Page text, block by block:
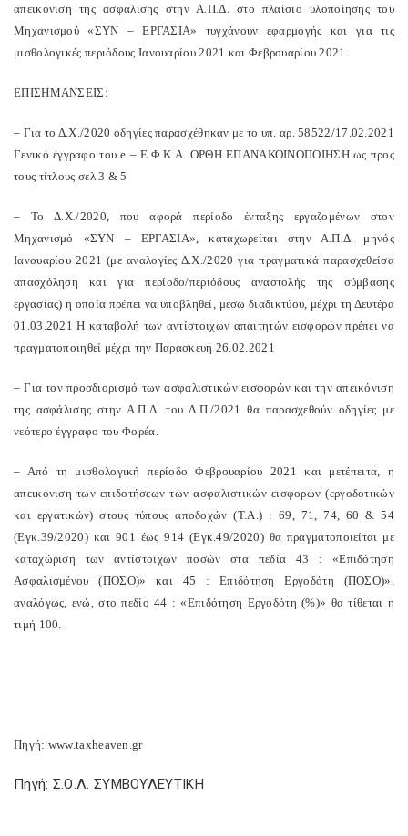
απεικόνιση της ασφάλισης στην Α.Π.Δ. στο πλαίσιο υλοποίησης του
Μηχανισμού «ΣΥΝ – ΕΡΓΑΣΙΑ» τυγχάνουν εφαρμογής και για τις
μισθολογικές περιόδους Ιανουαρίου 2021 και Φεβρουαρίου 2021.
ΕΠΙΣΗΜΑΝΣΕΙΣ:
– Για το Δ.Χ./2020 οδηγίες παρασχέθηκαν με το υπ. αρ. 58522/17.02.2021
Γενικό έγγραφο του e – Ε.Φ.Κ.Α. ΟΡΘΗ ΕΠΑΝΑΚΟΙΝΟΠΟΙΗΣΗ ως προς
τους τίτλους σελ 3 & 5
– Το Δ.Χ./2020, που αφορά περίοδο ένταξης εργαζομένων στον
Μηχανισμό «ΣΥΝ – ΕΡΓΑΣΙΑ», καταχωρείται στην Α.Π.Δ. μηνός
Ιανουαρίου 2021 (με αναλογίες Δ.Χ./2020 για πραγματικά παρασχεθείσα
απασχόληση και για περίοδο/περιόδους αναστολής της σύμβασης
εργασίας) η οποία πρέπει να υποβληθεί, μέσω διαδικτύου, μέχρι τη Δευτέρα
01.03.2021 Η καταβολή των αντίστοιχων απαιτητών εισφορών πρέπει να
πραγματοποιηθεί μέχρι την Παρασκευή 26.02.2021
– Για τον προσδιορισμό των ασφαλιστικών εισφορών και την απεικόνιση
της ασφάλισης στην Α.Π.Δ. του Δ.Π./2021 θα παρασχεθούν οδηγίες με
νεότερο έγγραφο του Φορέα.
– Από τη μισθολογική περίοδο Φεβρουαρίου 2021 και μετέπειτα, η
απεικόνιση των επιδοτήσεων των ασφαλιστικών εισφορών (εργοδοτικών
και εργατικών) στους τύπους αποδοχών (Τ.Α.) : 69, 71, 74, 60 & 54
(Εγκ.39/2020) και 901 έως 914 (Εγκ.49/2020) θα πραγματοποιείται με
καταχώριση των αντίστοιχων ποσών στα πεδία 43 : «Επιδότηση
Ασφαλισμένου (ΠΟΣΟ)» και 45 : Επιδότηση Εργοδότη (ΠΟΣΟ)»,
αναλόγως, ενώ, στο πεδίο 44 : «Επιδότηση Εργοδότη (%)» θα τίθεται η
τιμή 100.
Πηγή: www.taxheaven.gr
Πηγή: Σ.Ο.Λ. ΣΥΜΒΟΥΛΕΥΤΙΚΗ